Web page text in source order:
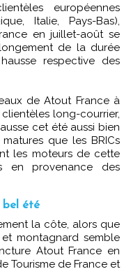
européennes
Italie, Pays-Bas),
en juillet-août se
de la durée
respective des
de Atout France à
long-courrier,
cet été aussi bien
que les BRICs
les moteurs de cette
en provenance des
bel été
montagnard semble
Atout France en
Tourisme de France et